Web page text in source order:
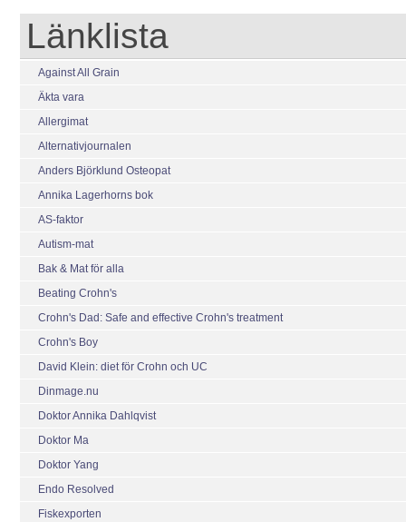
Länklista
Against All Grain
Äkta vara
Allergimat
Alternativjournalen
Anders Björklund Osteopat
Annika Lagerhorns bok
AS-faktor
Autism-mat
Bak & Mat för alla
Beating Crohn's
Crohn's Dad: Safe and effective Crohn's treatment
Crohn's Boy
David Klein: diet för Crohn och UC
Dinmage.nu
Doktor Annika Dahlqvist
Doktor Ma
Doktor Yang
Endo Resolved
Fiskexporten